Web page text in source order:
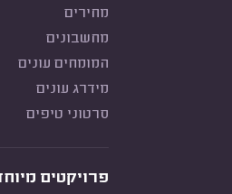
מחירים
מחשבונים
המומחים עונים
מידרג עונים
סרטוני טיפים
פרויקטים